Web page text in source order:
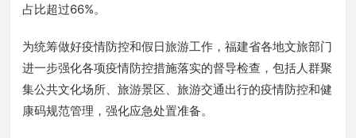
占比超过66%。
为统筹做好疫情防控和假日旅游工作，福建省各地文旅部门
进一步强化各项疫情防控措施落实的督导检查，包括人群聚
集公共文化场所、旅游景区、旅游交通出行的疫情防控和健
康码规范管理，强化应急处置准备。